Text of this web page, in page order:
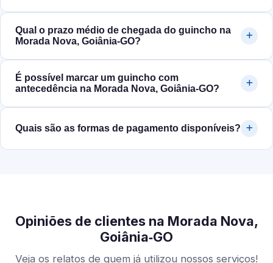
Qual o prazo médio de chegada do guincho na
Morada Nova, Goiânia‑GO?
É possível marcar um guincho com
antecedência na Morada Nova, Goiânia‑GO?
Quais são as formas de pagamento disponíveis?
Opiniões de clientes na Morada Nova,
Goiânia‑GO
Veja os relatos de quem já utilizou nossos serviços!